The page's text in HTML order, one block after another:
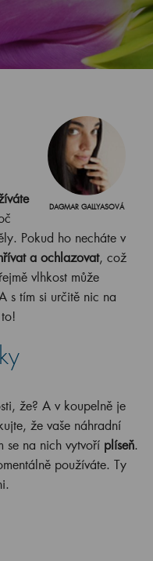
DAGMAR GALLYASOVÁ
Pokud ho necháte v
a ochlazovat, což
vlhkost může
s tím si určitě nic na
že? A v koupelně je
že vaše náhradní
se na nich vytvoří plíseň.
používáte. Ty